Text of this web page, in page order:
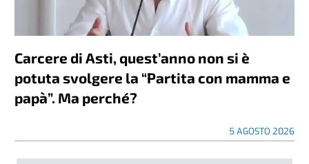
Carcere di Asti, quest’anno non si è
potuta svolgere la “Partita con mamma e
papà”. Ma perché?
5 AGOSTO 2026